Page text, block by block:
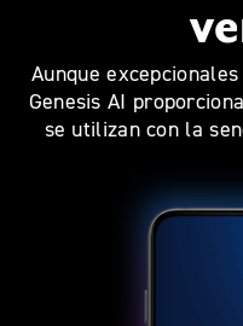
Aunque
Genesis AI
se utilizan con la